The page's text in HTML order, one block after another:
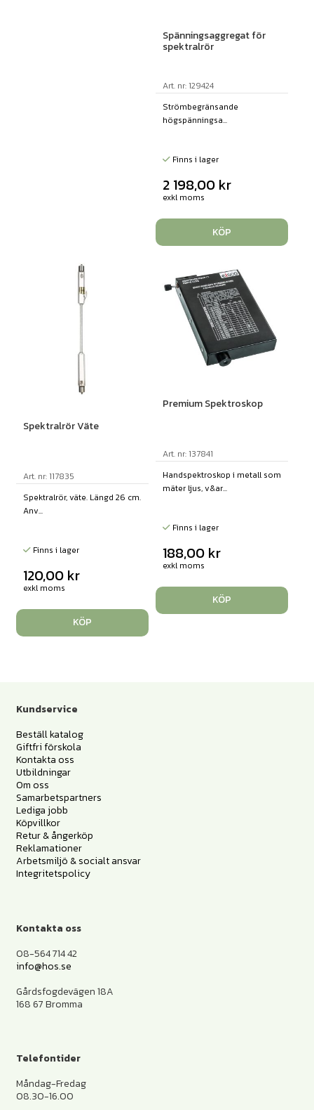
Spänningsaggregat för
spektralrör
Art. nr: 129424
Strömbegränsande
högspänningsa...
Finns i lager
2 198,00 kr
exkl moms
KÖP
Spektralrör Väte
Art. nr: 117835
Spektralrör, väte. Längd 26 cm.
Anv...
Finns i lager
120,00 kr
exkl moms
KÖP
Premium Spektroskop
Art. nr: 137841
Handspektroskop i metall som
mäter ljus, v&ar...
Finns i lager
188,00 kr
exkl moms
KÖP
Kundservice
Beställ katalog
Giftfri förskola
Kontakta oss
Utbildningar
Om oss
Samarbetspartners
Lediga jobb
Köpvillkor
Retur & ångerköp
Reklamationer
Arbetsmiljö & socialt ansvar
Integritetspolicy
Kontakta oss
08-564 714 42
info@hos.se
Gårdsfogdevägen 18A
168 67 Bromma
Telefontider
Måndag-Fredag
08.30-16.00